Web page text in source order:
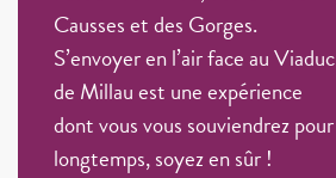
Causses et des Gorges.
S’envoyer en l’air face au Viaduc
de Millau est une expérience
dont vous vous souviendrez pour
longtemps, soyez en sûr !